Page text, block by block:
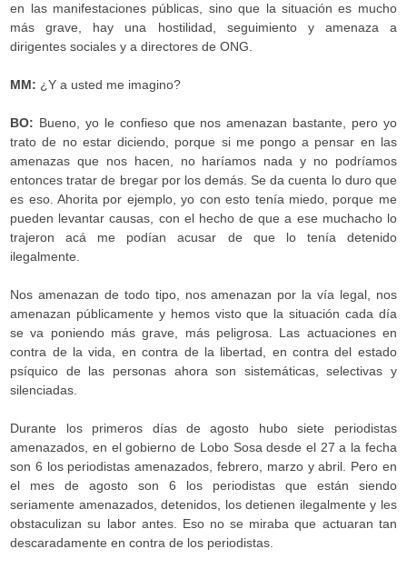
en las manifestaciones públicas, sino que la situación es mucho
más grave, hay una hostilidad, seguimiento y amenaza a
dirigentes sociales y a directores de ONG.
MM: ¿Y a usted me imagino?
BO: Bueno, yo le confieso que nos amenazan bastante, pero yo
trato de no estar diciendo, porque si me pongo a pensar en las
amenazas que nos hacen, no haríamos nada y no podríamos
entonces tratar de bregar por los demás. Se da cuenta lo duro que
es eso. Ahorita por ejemplo, yo con esto tenía miedo, porque me
pueden levantar causas, con el hecho de que a ese muchacho lo
trajeron acá me podían acusar de que lo tenía detenido
ilegalmente.
Nos amenazan de todo tipo, nos amenazan por la vía legal, nos
amenazan públicamente y hemos visto que la situación cada día
se va poniendo más grave, más peligrosa. Las actuaciones en
contra de la vida, en contra de la libertad, en contra del estado
psíquico de las personas ahora son sistemáticas, selectivas y
silenciadas.
Durante los primeros días de agosto hubo siete periodistas
amenazados, en el gobierno de Lobo Sosa desde el 27 a la fecha
son 6 los periodistas amenazados, febrero, marzo y abril. Pero en
el mes de agosto son 6 los periodistas que están siendo
seriamente amenazados, detenidos, los detienen ilegalmente y les
obstaculizan su labor antes. Eso no se miraba que actuaran tan
descaradamente en contra de los periodistas.